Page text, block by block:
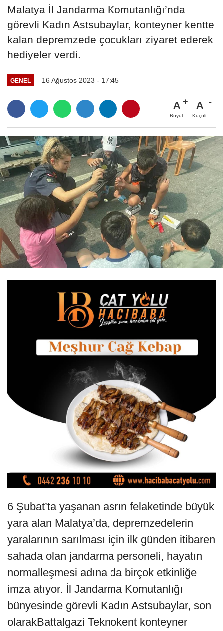
Malatya İl Jandarma Komutanlığı’nda
görevli Kadın Astsubaylar, konteyner kentte
kalan depremzede çocukları ziyaret ederek
hediyeler verdi.
GENEL 16 Ağustos 2023 - 17:45
A
Büyüt
A
Küçült
6 Şubat’ta yaşanan asrın felaketinde büyük
yara alan Malatya’da, depremzedelerin
yaralarının sarılması için ilk günden itibaren
sahada olan jandarma personeli, hayatın
normalleşmesi adına da birçok etkinliğe
imza atıyor. İl Jandarma Komutanlığı
bünyesinde görevli Kadın Astsubaylar, son
olarakBattalgazi Teknokent konteyner